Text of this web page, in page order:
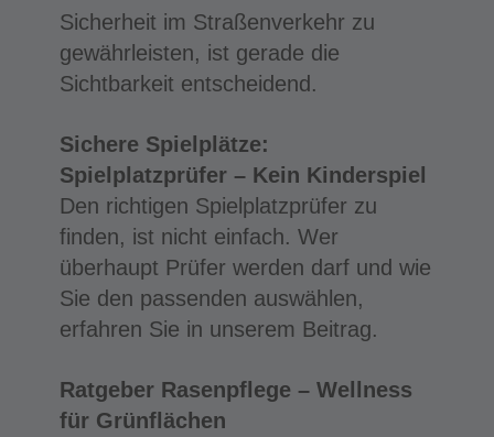
Sicherheit im Straßenverkehr zu
gewährleisten, ist gerade die
Sichtbarkeit entscheidend.
Sichere Spielplätze:
Spielplatzprüfer – Kein Kinderspiel
Den richtigen Spielplatzprüfer zu
finden, ist nicht einfach. Wer
überhaupt Prüfer werden darf und wie
Sie den passenden auswählen,
erfahren Sie in unserem Beitrag.
Ratgeber Rasenpflege – Wellness
für Grünflächen